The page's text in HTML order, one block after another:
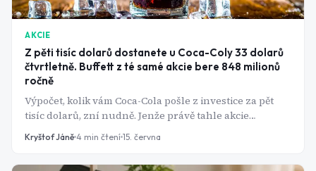
AKCIE
Z pěti tisíc dolarů dostanete u Coca-Coly 33 dolarů
čtvrtletně. Buffett z té samé akcie bere 848 milionů
ročně
Výpočet, kolik vám Coca-Cola pošle z investice za pět
tisíc dolarů, zní nudně. Jenže právě tahle akcie
dividend a proč ji Warren Buffett, přes třicet let,
Kryštof Jáně 4 min čtení 15. června